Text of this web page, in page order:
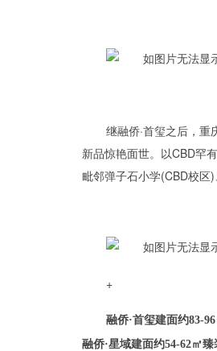
继融侨·首玺之后，重
新品惊艳面世。以CBD罕
毗邻弹子石小学(CBD校区
+
融侨·首玺建面约83-
融侨·星域建面约54-62㎡